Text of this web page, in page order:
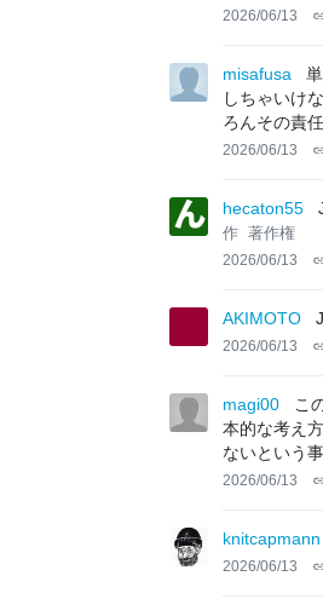
2026/06/13
misafusa
しちゃいけ
ろんその責
2026/06/13
hecaton55
作 著作権
2026/06/13
AKIMOTO
2026/06/13
magi00
こ
本的な考え
ないという事
2026/06/13
knitcapmann
2026/06/13